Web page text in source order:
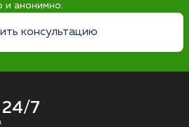
и анонимно.
консультацию
24/7